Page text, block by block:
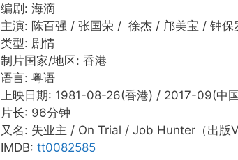
编剧: 海滴
主演: 陈百强 / 张国荣 / 徐杰 / 邝美宝 / 钟保
类型: 剧情
制片国家/地区: 香港
语言: 粤语
上映日期: 1981-08-26(香港) / 2017-09(中
片长: 96分钟
又名: 失业主 / On Trial / Job Hunter（出版
IMDB: tt0082585